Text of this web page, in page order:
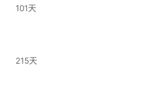
101天
215天